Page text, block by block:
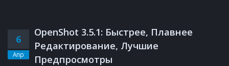
6
Апр
OpenShot 3.5.1: Быстрее, Плавнее
Редактирование, Лучшие
Предпросмотры